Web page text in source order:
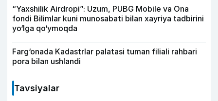
“Yaxshilik Airdropi”: Uzum, PUBG Mobile va Ona
fondi Bilimlar kuni munosabati bilan xayriya tadbirini
yo‘lga qo‘ymoqda
Farg‘onada Kadastrlar palatasi tuman filiali rahbari
pora bilan ushlandi
Tavsiyalar